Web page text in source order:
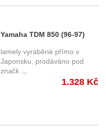
Yamaha TDM 850 (96-97)
spojkové lamely
lamely vyráběné přímo v
Japonsku, prodáváno pod
značk
1.328 Kč